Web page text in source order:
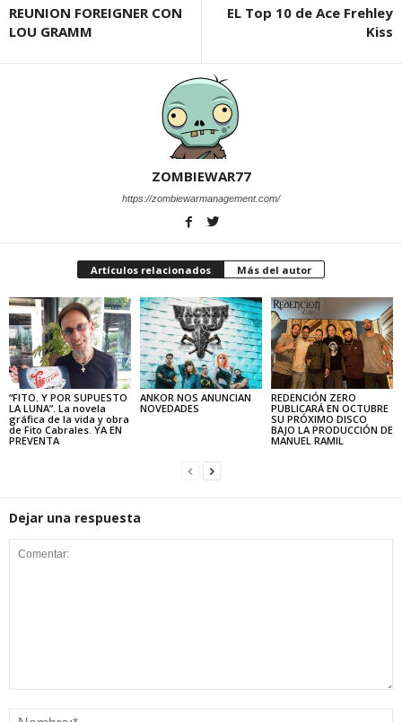
REUNION FOREIGNER CON
LOU GRAMM
EL Top 10 de Ace Frehley
Kiss
ZOMBIEWAR77
https://zombiewarmanagement.com/
Artículos relacionados Más del autor
“FITO. Y POR SUPUESTO
LA LUNA”. La novela
gráfica de la vida y obra
de Fito Cabrales. YA EN
PREVENTA
ANKOR NOS ANUNCIAN
NOVEDADES
REDENCIÓN ZERO
PUBLICARÁ EN OCTUBRE
SU PRÓXIMO DISCO
BAJO LA PRODUCCIÓN DE
MANUEL RAMIL
Dejar una respuesta